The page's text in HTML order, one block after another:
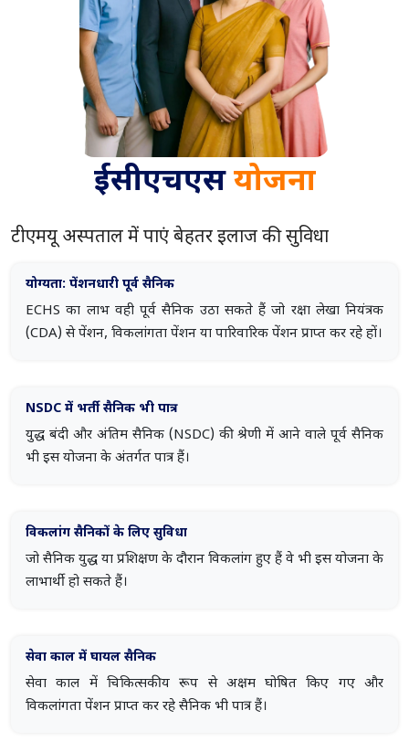
ईसीएचएस योजना
टीएमयू अस्पताल में पाएं बेहतर इलाज की सुविधा
योग्यता: पेंशनधारी पूर्व सैनिक
ECHS का लाभ वही पूर्व सैनिक उठा सकते हैं जो रक्षा लेखा नियंत्रक
(CDA) से पेंशन, विकलांगता पेंशन या पारिवारिक पेंशन प्राप्त कर रहे हों।
NSDC में भर्ती सैनिक भी पात्र
युद्ध बंदी और अंतिम सैनिक (NSDC) की श्रेणी में आने वाले पूर्व सैनिक
भी इस योजना के अंतर्गत पात्र हैं।
विकलांग सैनिकों के लिए सुविधा
जो सैनिक युद्ध या प्रशिक्षण के दौरान विकलांग हुए हैं वे भी इस योजना के
लाभार्थी हो सकते हैं।
सेवा काल में घायल सैनिक
सेवा काल में चिकित्सकीय रूप से अक्षम घोषित किए गए और
विकलांगता पेंशन प्राप्त कर रहे सैनिक भी पात्र हैं।